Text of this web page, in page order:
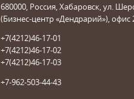
680000, Россия, Хабаровск, ул.
(Бизнес-центр «Дендрарий»), офис
+7(4212)46-17-01
+7(4212)46-17-02
+7(4212)46-17-03
+7-962-503-44-43